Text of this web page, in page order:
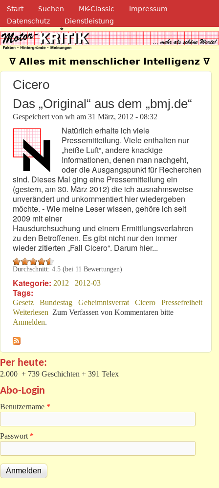
Direkt zum Inhalt
Navigation
Start Suchen MK-Classic
Impressum
Datenschutz
Dienstleistung
Motor-Kritik.de
∇ Alles mit menschlicher Intelligenz ∇
Cicero
Das „Original“ aus dem „bmj.de“
Gespeichert von wh am 31 März, 2012 - 08:32
Natürlich erhalte ich viele
Pressemitteilung. Viele enthalten nur
„heiße Luft“, andere knackige
Informationen, denen man nachgeht,
oder die Ausgangspunkt für Recherchen
sind. Dieses Mal ging eine Pressemitteilung ein
(gestern, am 30. März 2012) die ich ausnahmsweise
unverändert und unkommentiert hier wiedergeben
möchte. - Wie meine Leser wissen, gehöre ich seit
2009 mit einer
Hausdurchsuchung und einem Ermittlungsverfahren
zu den Betroffenen. Es gibt nicht nur den immer
wieder zitierten „Fall Cicero“. Darum hier...
Durchschnitt: 4.5 (bei 11 Bewertungen)
Kategorie: 2012 2012-03
Tags:
Gesetz Bundestag Geheimnisverrat Cicero
Pressefreiheit
Weiterlesen über Das „Original“ aus dem „bmj.de“
Zum Verfassen von Kommentaren bitte
Anmelden.
Per heute:
2.000 + 739 Geschichten + 391 Telex
Abo-Login
Benutzername *
Passwort *